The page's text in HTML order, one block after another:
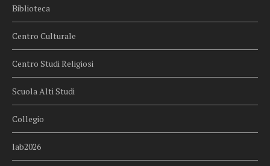
Biblioteca
Centro Culturale
Centro Studi Religiosi
Scuola Alti Studi
Collegio
lab2026